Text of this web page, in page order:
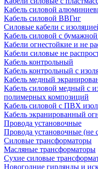
Кабель силовой
Кабель силовой ВВГнг
Силовые кабели с
Кабель силовой с
Кабели огнестойкие и не
Кабели силовые не
Кабель контрольный
Кабель контрольный с
Кабель медный
Кабель силовой медный с
полимерных композиций
Кабель силовой с ПВХ
Кабель экранированный
Провода установочные
Провода установочные (не
Силовые трансформаторы
Масляные трансформаторы
Сухие силовые
Новогодние гирлянды и